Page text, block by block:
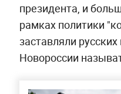
президента, и
рамках политики
заставляли
Новороссии